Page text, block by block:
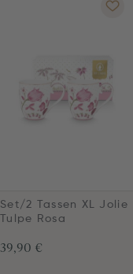
Set/2 Tassen XL Jolie
Tulpe Rosa
39,90 €